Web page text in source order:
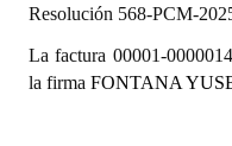
Carta Orgánica 2007
Reglamento Interno
Resolución 568-PCM-
La factura 00001-
la firma FONTANA